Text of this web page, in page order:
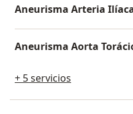
Aneurisma Arteria
Aneurisma Aorta
+ 5 servicios